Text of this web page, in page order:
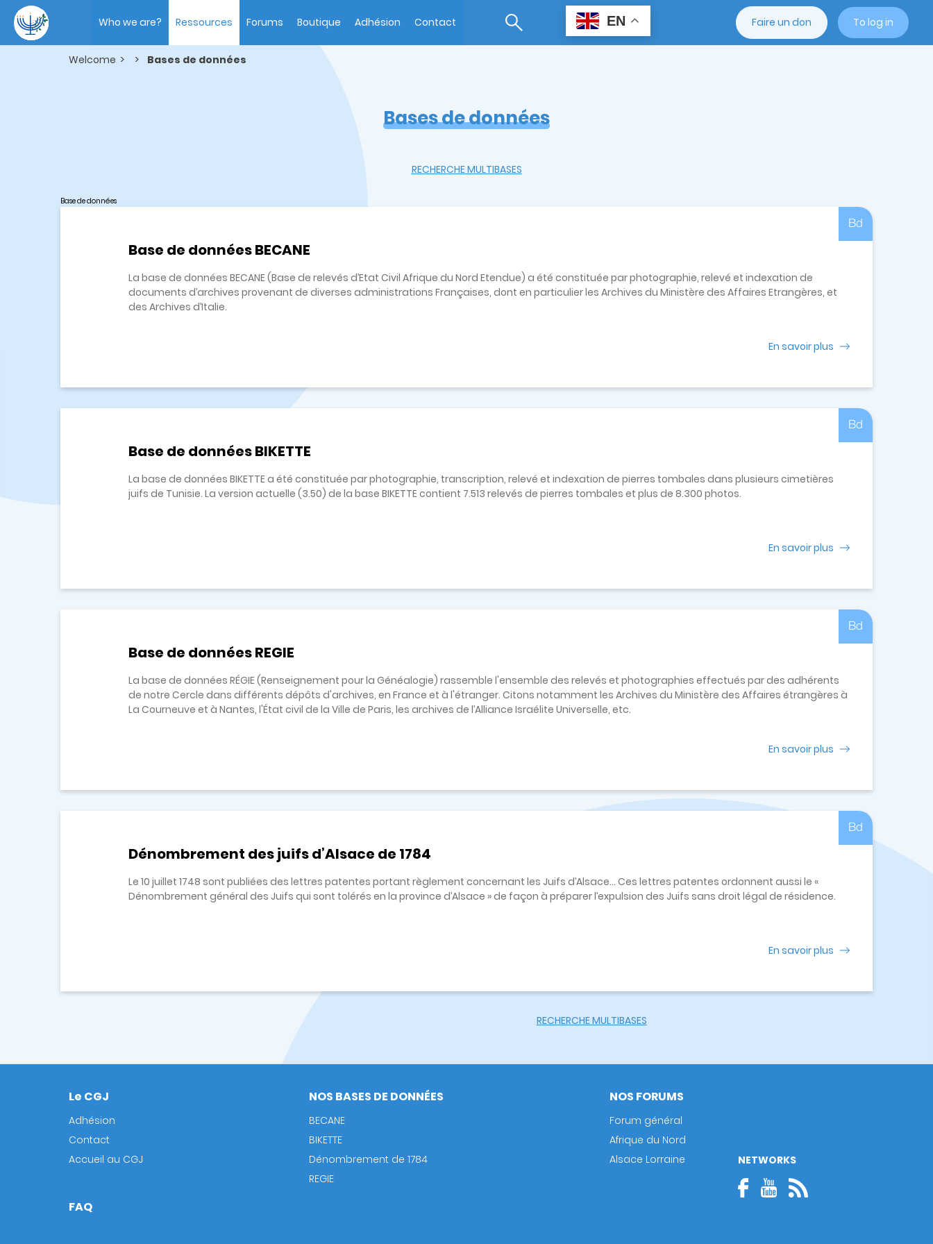
main
content
navigation
Who we are? Ressources Forums Boutique Adhésion Contact EN Faire un don To log in
Welcome Bases de données
Bases de données
RECHERCHE MULTIBASES
Base de données
Base de données BECANE
La base de données BECANE (Base de relevés d’Etat Civil Afrique du Nord Etendue) a été constituée par photographie, relevé et indexation de
documents d’archives provenant de diverses administrations Françaises, dont en particulier les Archives du Ministère des Affaires Etrangères, et
des Archives d’Italie.
Bd
En savoir plus
Base de données BIKETTE
La base de données BIKETTE a été constituée par photographie, transcription, relevé et indexation de pierres tombales dans plusieurs cimetières
juifs de Tunisie. La version actuelle (3.50) de la base BIKETTE contient 7.513 relevés de pierres tombales et plus de 8.300 photos.
Bd
En savoir plus
Base de données REGIE
La base de données RÉGIE (Renseignement pour la Généalogie) rassemble l'ensemble des relevés et photographies effectués par des adhérents
de notre Cercle dans différents dépôts d'archives, en France et à l'étranger. Citons notamment les Archives du Ministère des Affaires étrangères à
La Courneuve et à Nantes, l'État civil de la Ville de Paris, les archives de l’Alliance Israélite Universelle, etc.
Bd
En savoir plus
Dénombrement des juifs d’Alsace de 1784
Le 10 juillet 1748 sont publiées des lettres patentes portant règlement concernant les Juifs d’Alsace… Ces lettres patentes ordonnent aussi le «
Dénombrement général des Juifs qui sont tolérés en la province d’Alsace » de façon à préparer l’expulsion des Juifs sans droit légal de résidence.
Bd
En savoir plus
RECHERCHE MULTIBASES
Footer
Le CGJ
Adhésion
Contact
Accueil au CGJ
NOS BASES DE DONNÉES
BECANE
BIKETTE
Dénombrement de 1784
REGIE
NOS FORUMS
Forum général
Afrique du Nord
Alsace Lorraine
FAQ
NETWORKS